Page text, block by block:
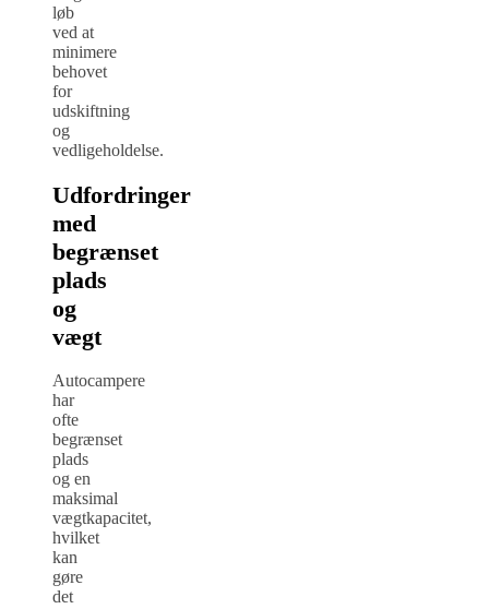
løb
ved at
minimere
behovet
for
udskiftning
og
vedligeholdelse.
Udfordringer
med
begrænset
plads
og
vægt
Autocampere
har
ofte
begrænset
plads
og en
maksimal
vægtkapacitet,
hvilket
kan
gøre
det